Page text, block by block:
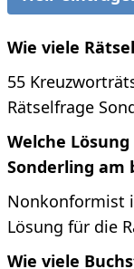
Wie viele
55
Rätselfrage
Welche
Sonderling am
Nonkonformist
Lösung für die
Wie viele